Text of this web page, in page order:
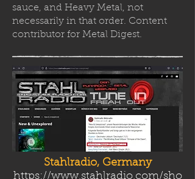
sauce, and Heavy Metal, not
necessarily in that order. Content
contributor for Metal Digest.
Stahlradio, Germany
https://www.stahlradio.com/sho